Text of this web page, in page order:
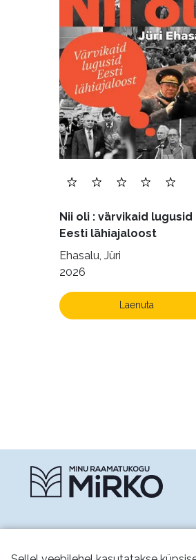
Nii oli : värvikaid lugusid
Eesti lähiajaloost
Ehasalu, Jüri
2026
Laenuta